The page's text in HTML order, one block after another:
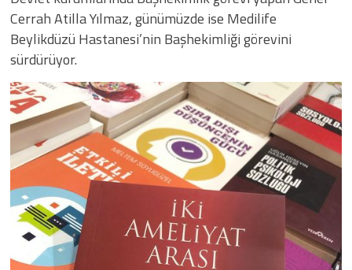
Cerrah Atilla Yılmaz, günümüzde ise Medilife
Beylikdüzü Hastanesi’nin Başhekimliği görevini
sürdürüyor.